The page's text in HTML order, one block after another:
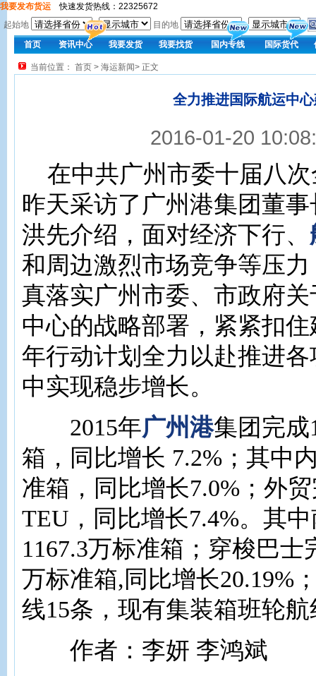
我要发布货运 快速发货热线：22325672
起始地
目的地
首页
资讯中心 我要发货 我要找货 国内专线 国际货代
当前位置： 首页 > 海运新闻> 正文
全力推进国际航运中
2016-01-20
在中共广州市委十届八次
昨天采访了广州港集团董
洪先介绍，面对经济下行、
和周边激烈市场竞争等压
真落实广州市委、市政府
中心的战略部署，紧紧扣
年行动计划全力以赴推进
中实现稳步增长。
2015年广州港集团完成
箱，同比增长 7.2%；其中
准箱，同比增长7.0%；外
TEU，同比增长7.4%。其
1167.3万标准箱；穿梭巴士
万标准箱,同比增长20.19%
线15条，现有集装箱班轮航
作者：李妍 李鸿斌